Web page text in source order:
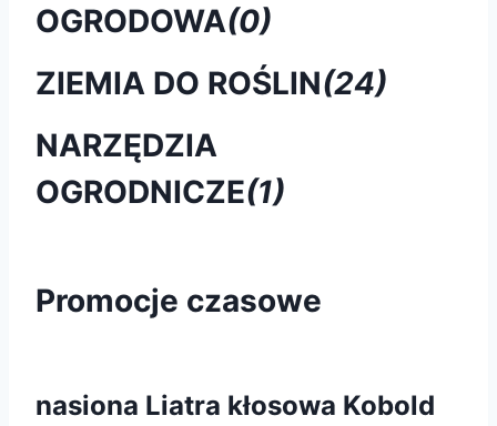
OGRODOWA(0)
ZIEMIA DO ROŚLIN(24)
NARZĘDZIA
OGRODNICZE(1)
Promocje czasowe
nasiona Liatra kłosowa Kobold